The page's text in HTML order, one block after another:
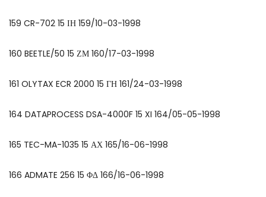
159 CR-702 15 ΙΗ 159/10-03-1998
160 BEETLE/50 15 ΖΜ 160/17-03-1998
161 OLYTAX ECR 2000 15 ΓΗ 161/24-03-1998
164 DATAPROCESS DSA-4000F 15 XI 164/05-05-1998
165 TEC-MA-1035 15 ΑΧ 165/16-06-1998
166 ADMATE 256 15 ΦΔ 166/16-06-1998